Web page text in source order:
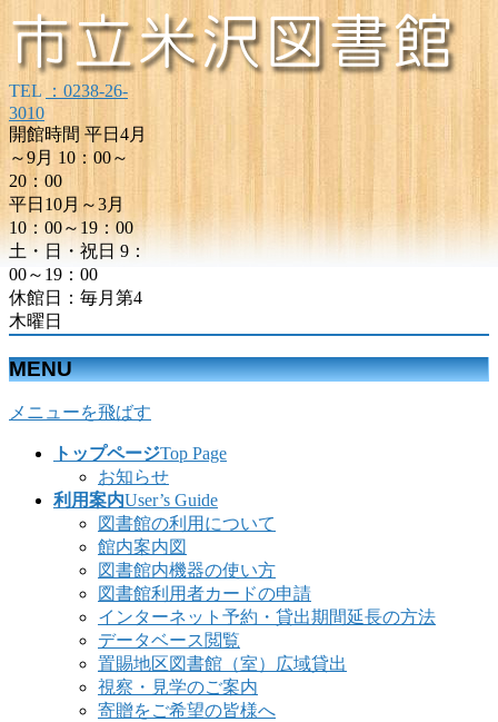
TEL
：0238-26-
3010
開館時間 平日4月
～9月 10：00～
20：00
平日10月～3月
10：00～19：00
土・日・祝日 9：
00～19：00
休館日：毎月第4
木曜日
MENU
メニューを飛ばす
トップページTop Page
お知らせ
利用案内User’s Guide
図書館の利用について
館内案内図
図書館内機器の使い方
図書館利用者カードの申請
インターネット予約・貸出期間延長の方法
データベース閲覧
置賜地区図書館（室）広域貸出
視察・見学のご案内
寄贈をご希望の皆様へ